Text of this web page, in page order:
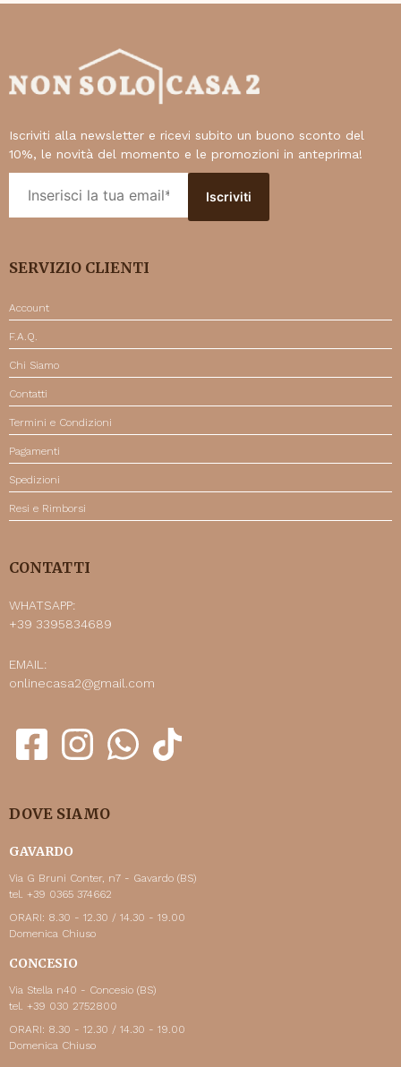
Iscriviti alla newsletter e ricevi subito un buono sconto del
10%, le novità del momento e le promozioni in anteprima!
SERVIZIO CLIENTI
Account
F.A.Q.
Chi Siamo
Contatti
Termini e Condizioni
Pagamenti
Spedizioni
Resi e Rimborsi
CONTATTI
WHATSAPP:
+39 3395834689
EMAIL:
onlinecasa2@gmail.com
DOVE SIAMO
GAVARDO
Via G Bruni Conter, n7 - Gavardo (BS)
tel. +39 0365 374662
ORARI: 8.30 - 12.30 / 14.30 - 19.00
Domenica Chiuso
CONCESIO
Via Stella n40 - Concesio (BS)
tel. +39 030 2752800
ORARI: 8.30 - 12.30 / 14.30 - 19.00
Domenica Chiuso